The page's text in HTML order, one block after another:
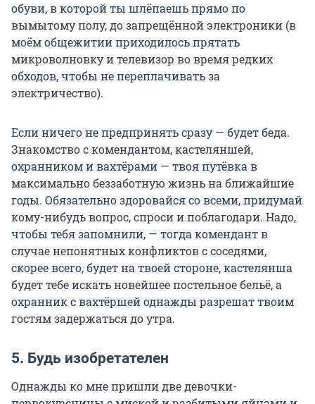
обуви, в которой ты шлёпаешь прямо по
вымытому полу, до запрещённой электроники (в
моём общежитии приходилось прятать
микроволновку и телевизор во время редких
обходов, чтобы не переплачивать за
электричество).
Если ничего не предпринять сразу — будет беда.
Знакомство с комендантом, кастеляншей,
охранником и вахтёрами — твоя путёвка в
максимально беззаботную жизнь на ближайшие
годы. Обязательно здоровайся со всеми, придумай
кому-нибудь вопрос, спроси и поблагодари. Надо,
чтобы тебя запомнили, — тогда комендант в
случае непонятных конфликтов с соседями,
скорее всего, будет на твоей стороне, кастелянша
будет тебе искать новейшее постельное бельё, а
охранник с вахтёршей однажды разрешат твоим
гостям задержаться до утра.
5. Будь изобретателен
Однажды ко мне пришли две девочки-